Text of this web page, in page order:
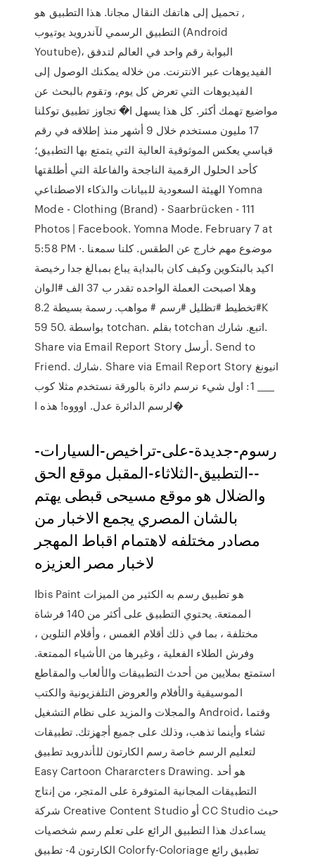
, تحميل إلى هاتفك النقال مجانا. هذا التطبيق هو
التطبيق الرسمي لآندرويد يوتيوب (Android
Youtube)، البوابة رقم واحد في العالم لتدفق
الفيديوهات عبر الانترنت. من خلاله يمكنك الوصول إلى
الفيديوهات التي تعرض كل يوم، وتقوم بالبحث عن
مواضيع تهمك أكثر. كل هذا يسهل ا� تجاوز تطبيق توكلنا
17 مليون مستخدم خلال 9 أشهر منذ إطلاقه في رقم
قياسي يعكس الموثوقية العالية التي يتمتع بها التطبيق؛
كأحد الحلول الرقمية الناجحة والفاعلة التي أطلقتها
الهيئة السعودية للبيانات والذكاء الاصطناعي Yomna
Mode - Clothing (Brand) - Saarbrücken - 111
Photos | Facebook. Yomna Mode. February 7 at
5:58 PM ·. موضوع مهم خارج عن الطقس. كلنا سمعنا
اكيد بالبتكوين وكيف كان بالبداية يباع بمبالغ جدا رخيصة
وهلا اصبحت العملة الواحده تقدر ب 37 الف #الوان
#تخطيط #تظليل #رسم # مواهب. رسمة بسيطة 8.2K
59 50. بواسطة totchan. بقلم totchan اتبع. شارك.
Share via Email Report Story أرسل. Send to
Friend. شارك. Share via Email Report Story انيونغ
____ 1: اول شيء نرسم دائرة بالورقة نستخدم مثلا كوب
لرسم الدائرة عدل. اوووه! هذه ا�
رسوم-جديدة-على-تراخيص-السيارات-
--التطبيق-الثلاثاء-المقبل موقع الحق
والضلال هو موقع مسيحى قبطى يهتم
بالشان المصري يجمع الاخبار من
مصادر مختلفه لاهتمام اقباط المهجر
لاخبار مصر العزيزه
Ibis Paint هو تطبيق رسم به الكثير من الميزات
الممتعة. يحتوي التطبيق على أكثر من 140 فرشاة
مختلفة ، بما في ذلك أقلام الغمس ، وأقلام التلوين ،
وفرش الطلاء الفعلية ، وغيرها من الأشياء الممتعة.
استمتع بملايين من أحدث التطبيقات والألعاب والمقاطع
الموسيقية والأفلام والعروض التلفزيونية والكتب
والمجلات والمزيد على نظام التشغيل Android، وقتما
تشاء وأينما تذهب، وذلك على جميع أجهزتك. تطبيقات
لتعليم الرسم خاصة رسم الكارتون للأندرويد تطبيق
Easy Cartoon Chararcters Drawing. هو أحد
التطبيقات المجانية المتوفرة على المتجر، من إنتاج
شركة Creative Content Studio أو CC Studio حيث
يساعدك هذا التطبيق الرائع على تعلم رسم شخصيات
الكارتون 4- تطبيق Colorfy-Coloriage تطبيق رائع